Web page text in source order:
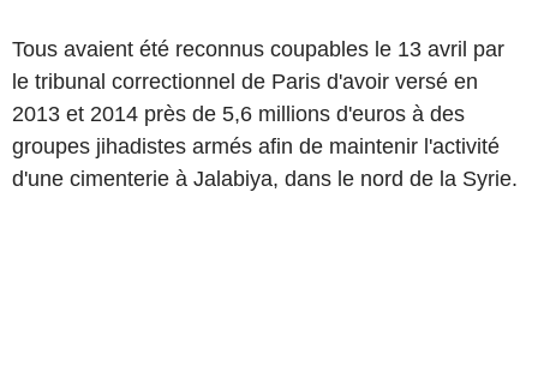
Tous avaient été reconnus coupables le 13 avril par
le tribunal correctionnel de Paris d'avoir versé en
2013 et 2014 près de 5,6 millions d'euros à des
groupes jihadistes armés afin de maintenir l'activité
d'une cimenterie à Jalabiya, dans le nord de la Syrie.